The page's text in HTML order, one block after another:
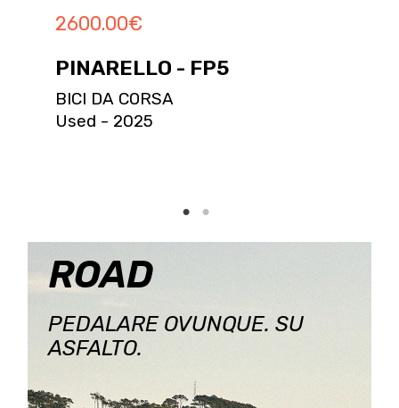
2600.00€
PINARELLO - FP5
BICI DA CORSA
Used - 2025
ROAD
PEDALARE OVUNQUE. SU
ASFALTO.